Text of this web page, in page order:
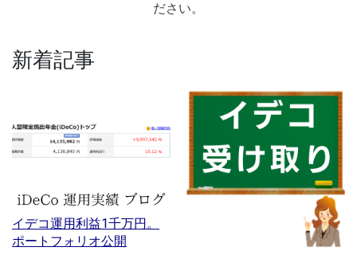
ださい。
新着記事
イデコ運用利益1千万円。
ポートフォリオ公開